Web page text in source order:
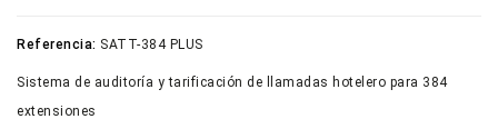
Referencia: SATT-384 PLUS
Sistema de auditoría y tarificación de llamadas hotelero para 384
extensiones